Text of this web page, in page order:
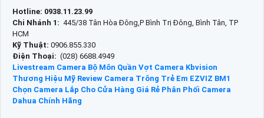
Hotline: 0938.11.23.99
Chi Nhánh 1: 445/38 Tân Hòa Đông,P Bình Trị Đông, Bình Tân, TP
HCM
Kỹ Thuật: 0906.855.330
Điện Thoại: (028) 6688.4949
Livestream Camera Bộ Môn Quần Vợt Camera Kbvision
Thương Hiệu Mỹ Review Camera Trông Trẻ Em EZVIZ BM1
Chọn Camera Lắp Cho Cửa Hàng Giá Rẻ Phân Phối Camera
Dahua Chính Hãng